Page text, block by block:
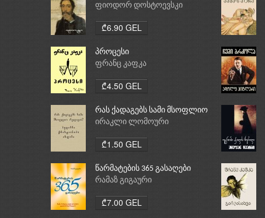
ფიოდორ დოსტოევსკი
₾6.90 GEL
პროცესი
ფრანც კაფკა
₾4.50 GEL
რას ქადაგებს სამი მსოფლიო
რელიგია: ბუდიზმი,
ირაკლი ლომოური
₾1.50 GEL
წარმატების 365 გასაღები
რამაზ გიგაური
₾7.00 GEL